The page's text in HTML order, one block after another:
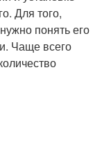
Для того,
понять его
Чаще всего